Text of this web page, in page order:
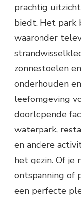
prachtig uitzicht
biedt. Het park
waaronder
zonnestoelen
onderhouden
leefomgeving
doorlopende
waterpark,
en andere
het gezin. Of je
ontspanning of
een perfecte